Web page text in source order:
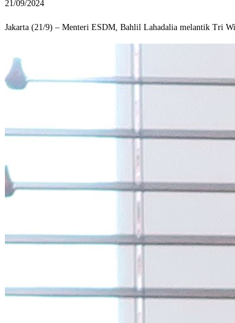
21/09/2024
Jakarta (21/9) – Menteri ESDM, Bahlil Lahadalia melantik Tri